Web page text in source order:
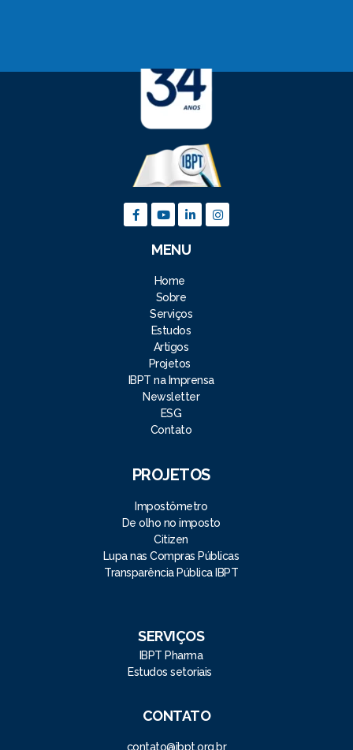
MENU
Home
Sobre
Serviços
Estudos
Artigos
Projetos
IBPT na Imprensa
Newsletter
ESG
Contato
PROJETOS
Impostômetro
De olho no imposto
Citizen
Lupa nas Compras Públicas
Transparência Pública IBPT
SERVIÇOS
IBPT Pharma
Estudos setoriais
CONTATO
contato@ibpt.org.br